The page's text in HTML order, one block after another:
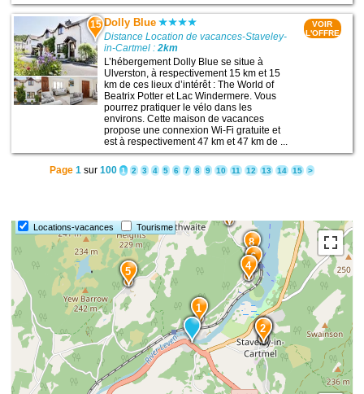
15 Dolly Blue
Distance Location de vacances-Staveley-
in-Cartmel :2km
L’hébergement Dolly Blue se situe à
Ulverston, à respectivement 15 km et 15
km de ces lieux d’intérêt : The World of
Beatrix Potter et Lac Windermere. Vous
pourrez pratiquer le vélo dans les
environs. Cette maison de vacances
propose une connexion Wi-Fi gratuite et
est à respectivement 47 km et 47 km de ...
VOIR
L'OFFRE
Page 1 sur 100 1 2 3 4 5 6 7 8 9 10 11 12 13 14 15 >
Locations-vacances Tourisme
8
6
5
4
3
2
1